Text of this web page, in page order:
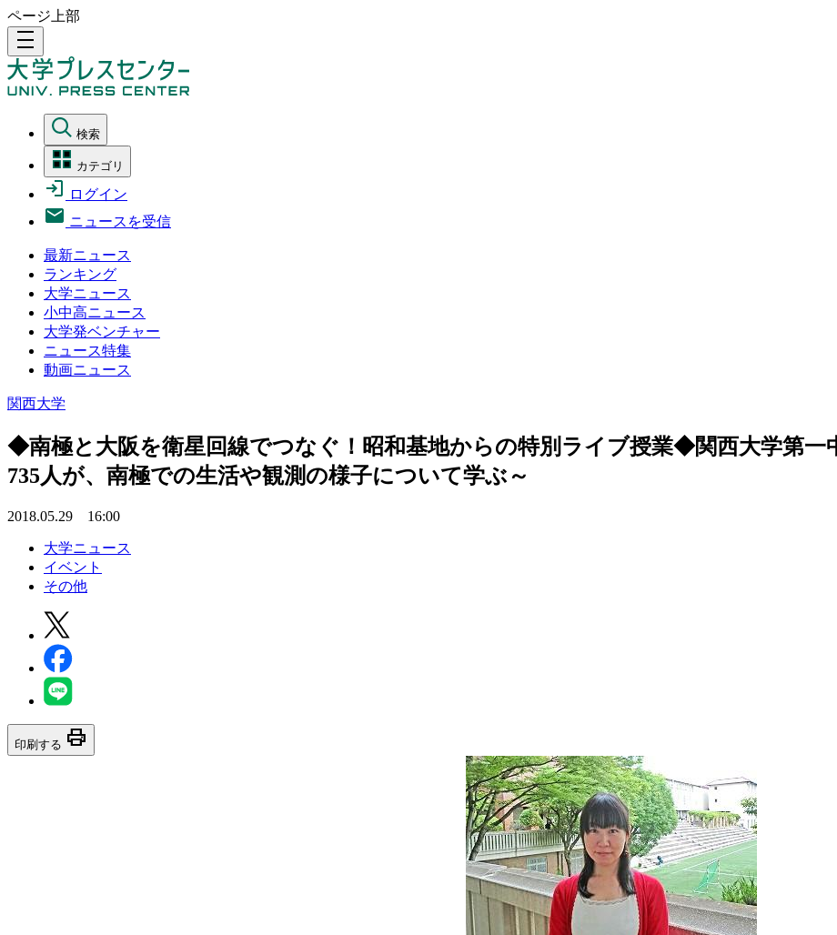
ページ上部
density_medium
検索
カテゴリ
ログイン
ニュースを受信
最新ニュース
ランキング
大学ニュース
小中高ニュース
大学発ベンチャー
ニュース特集
動画ニュース
関西大学
◆南極と大阪を衛星回線でつなぐ！昭和基地からの特別ライブ授業◆関西大学第一
735人が、南極での生活や観測の様子について学ぶ～
2018.05.29 16:00
大学ニュース
イベント
その他
印刷する print